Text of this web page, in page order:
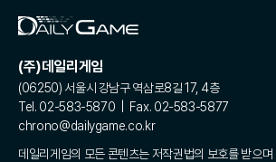
(주)데일리게임
(06250) 서울시 강남구 역삼로8길 17, 4층
Tel. 02-583-5870 | Fax. 02-583-5877
chrono@dailygame.co.kr
데일리게임의 모든 콘텐츠는 저작권법의 보호를 받으